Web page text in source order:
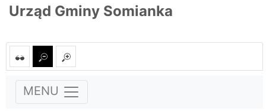
Urząd Gminy Somianka
MENU